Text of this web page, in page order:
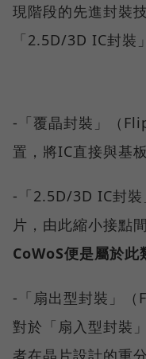
現階段的先進封裝
「2.5D/3D IC封裝
-「覆晶封裝」（
置，將IC直接與基
-「2.5D/3D IC封裝
片，由此縮小接點
CoWoS便是屬於此
-「扇出型封裝」
對於「扇入型封裝
者在晶片設計的重